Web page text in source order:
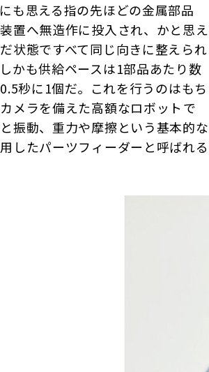
も思える指の先ほどの金属部品
置へ無造作に投入され、かと思え
状態ですべて同じ向きに整えられ
かも供給ペースは1部品あたり数
0.5秒に1個だ。これを行うのはもち
メラを備えた高額なロボット――で
振動、重力や摩擦という基本的な
したパーツフィーダーと呼ばれる